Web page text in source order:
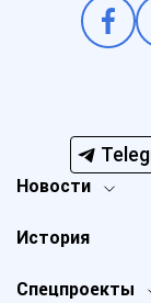
Новости
Спецпроекты
История